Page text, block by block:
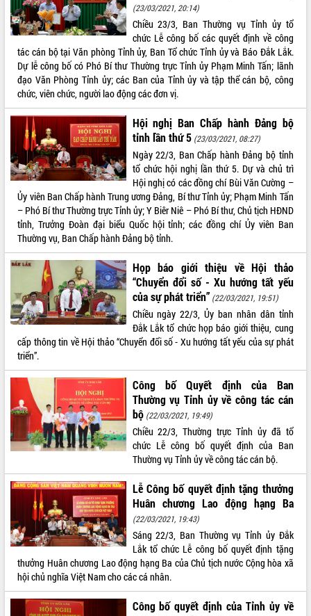
(23/03/2021, 20:14)
Chiều 23/3, Ban Thường vụ Tỉnh ủy tổ
chức Lễ công bố các quyết định về công
tác cán bộ tại Văn phòng Tỉnh ủy, Ban Tổ chức Tỉnh ủy và Báo Đắk Lắk.
Dự lễ công bố có Phó Bí thư Thường trực Tỉnh ủy Phạm Minh Tấn; lãnh
đạo Văn Phòng Tỉnh ủy; các Ban của Tỉnh ủy và tập thể cán bộ, công
chức, viên chức, người lao động các đơn vị.
Hội nghị Ban Chấp hành Đảng bộ
tỉnh lần thứ 5 (23/03/2021, 08:27)
Ngày 22/3, Ban Chấp hành Đảng bộ tỉnh
tổ chức hội nghị lần thứ 5. Dự và chủ trì
Hội nghị có các đồng chí Bùi Văn Cường –
Ủy viên Ban Chấp hành Trung ương Đảng, Bí thư Tỉnh ủy; Phạm Minh Tấn
– Phó Bí thư Thường trực Tỉnh ủy; Y Biêr Niê – Phó Bí thư, Chủ tịch HĐND
tỉnh, Trưởng Đoàn đại biểu Quốc hội tỉnh; các đồng chí Ủy viên Ban
Thường vụ, Ban Chấp hành Đảng bộ tỉnh.
Họp báo giới thiệu về Hội thảo
“Chuyển đổi số - Xu hướng tất yếu
của sự phát triển” (22/03/2021, 19:51)
Chiều ngày 22/3, Ủy ban nhân dân tỉnh
Đắk Lắk tổ chức họp báo giới thiệu, cung
cấp thông tin về Hội thảo “Chuyển đổi số - Xu hướng tất yếu của sự phát
triển”.
Công bố Quyết định của Ban
Thường vụ Tỉnh ủy về công tác cán
bộ (22/03/2021, 19:49)
Chiều 22/3, Thường trực Tỉnh ủy đã tổ
chức Lễ công bố quyết định của Ban
Thường vụ Tỉnh ủy về công tác cán bộ.
Lễ Công bố quyết định tặng thưởng
Huân chương Lao động hạng Ba
(22/03/2021, 19:43)
Sáng 22/3, Ban Thường vụ Tỉnh ủy Đắk
Lắk tổ chức Lễ công bố quyết định tặng
thưởng Huân chương Lao động hạng Ba của Chủ tịch nước Cộng hòa xã
hội chủ nghĩa Việt Nam cho các cá nhân.
Công bố quyết định của Tỉnh ủy về